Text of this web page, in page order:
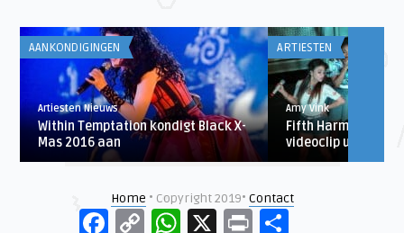
AANKONDIGINGEN
Artiesten Nieuws
Within Temptation kondigt Black X-
Mas 2016 aan
ARTIESTEN
Amy Vink
Fifth Harmony
videoclip uit
Home • Copyright 2019• Contact
FacebookCopy
Link
WhatsApp Print